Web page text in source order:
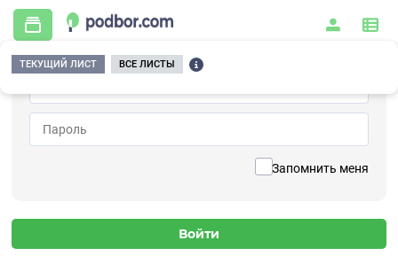
Запомнить меня
ТЕКУЩИЙ ЛИСТ ВСЕ ЛИСТЫ
Главная / Осветительные приборы и комплексы / Светильники /
Аварийного освещения / ЛУЧ-220-С 83МВФ БАП ДРАЙВ
Светильник аварийного освещения